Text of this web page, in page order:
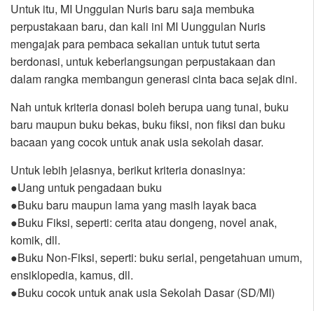
Untuk itu, MI Unggulan Nuris baru saja membuka
perpustakaan baru, dan kali ini MI Uunggulan Nuris
mengajak para pembaca sekalian untuk tutut serta
berdonasi, untuk keberlangsungan perpustakaan dan
dalam rangka membangun generasi cinta baca sejak dini.
Nah untuk kriteria donasi boleh berupa uang tunai, buku
baru maupun buku bekas, buku fiksi, non fiksi dan buku
bacaan yang cocok untuk anak usia sekolah dasar.
Untuk lebih jelasnya, berikut kriteria donasinya:
●Uang untuk pengadaan buku
●Buku baru maupun lama yang masih layak baca
●Buku Fiksi, seperti: cerita atau dongeng, novel anak,
komik, dll.
●Buku Non-Fiksi, seperti: buku serial, pengetahuan umum,
ensiklopedia, kamus, dll.
●Buku cocok untuk anak usia Sekolah Dasar (SD/MI)